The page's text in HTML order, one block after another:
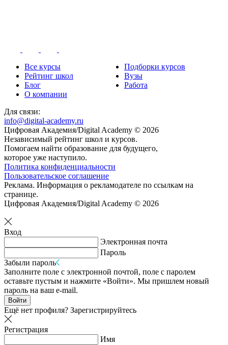
Все курсы
Подборки курсов
Рейтинг школ
Вузы
Блог
Работа
О компании
Для связи:
info@digital-academy.ru
Цифровая Академия/Digital Academy © 2026
Независимый рейтинг школ и курсов.
Помогаем найти образование для будущего,
которое уже наступило.
Политика конфиденциальности
Пользовательское соглашение
Реклама. Информация о рекламодателе по ссылкам на
странице.
Цифровая Академия/Digital Academy © 2026
Вход
Электронная почта
Пароль
Забыли пароль
Заполните поле с электронной почтой, поле с паролем
оставьте пустым и нажмите «Войти». Мы пришлем новый
пароль на ваш e-mail.
Войти
Ещё нет профиля? Зарегистрируйтесь
Регистрация
Имя